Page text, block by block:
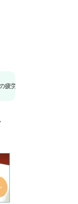
特集に当社のリカバリー
ン
テ
テ
ー品
・雑貨
クノロジー リ
具
ー
ンアーマット
ッド
ア雑貨